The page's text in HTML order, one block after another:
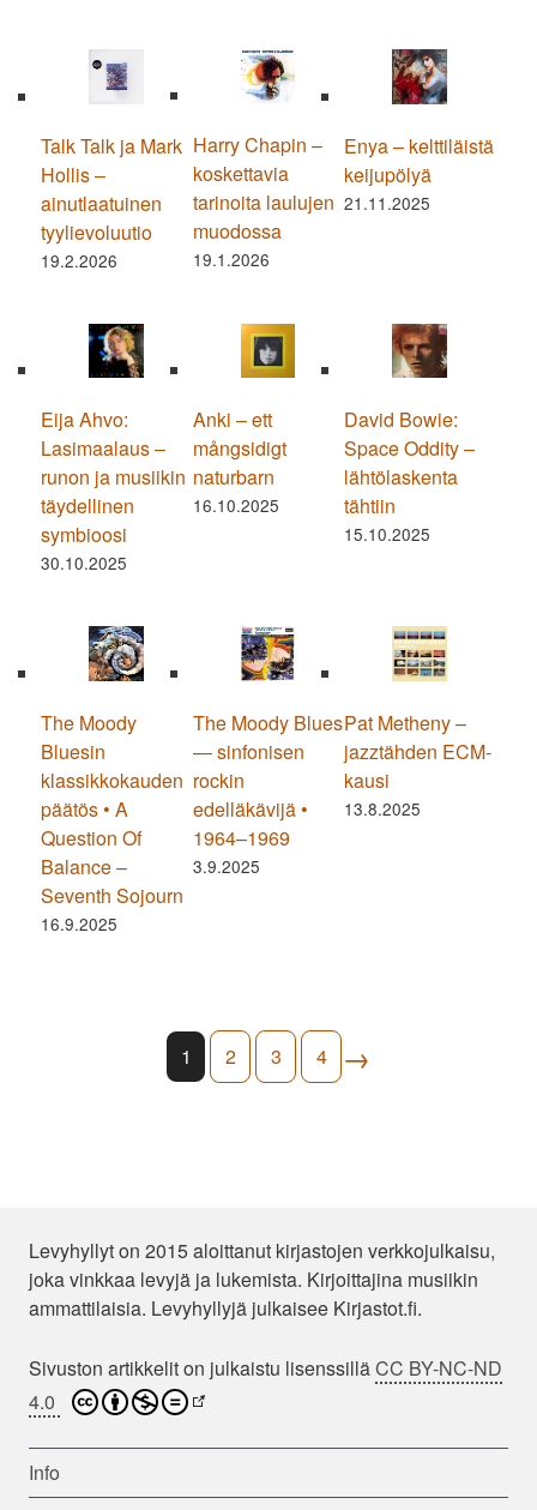
Talk Talk ja Mark
Hollis –
ainutlaatuinen
tyylievoluutio
19.2.2026
Harry Chapin –
koskettavia
tarinoita laulujen
muodossa
19.1.2026
Enya – kelttiläistä
keijupölyä
21.11.2025
Eija Ahvo:
Lasimaalaus –
runon ja musiikin
täydellinen
symbioosi
30.10.2025
Anki – ett
mångsidigt
naturbarn
16.10.2025
David Bowie:
Space Oddity –
lähtölaskenta
tähtiin
15.10.2025
The Moody
Bluesin
klassikkokauden
päätös • A
Question Of
Balance –
Seventh Sojourn
16.9.2025
The Moody Blues
— sinfonisen
rockin
edelläkävijä •
1964–1969
3.9.2025
Pat Metheny –
jazztähden ECM-
kausi
13.8.2025
1 2 3 4 →
Levyhyllyt on 2015 aloittanut kirjastojen verkkojulkaisu,
joka vinkkaa levyjä ja lukemista. Kirjoittajina musiikin
ammattilaisia. Levyhyllyjä julkaisee Kirjastot.fi.
Sivuston artikkelit on julkaistu lisenssilläCC BY-NC-ND
4.0
Info